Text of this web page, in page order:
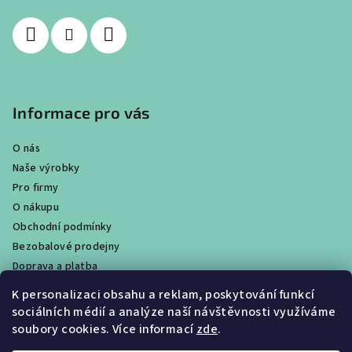
K personalizaci obsahu a reklam, poskytování funkcí
sociálních médií a analýze naší návštěvnosti využíváme
soubory cookies. Více informacízde.
Informace pro vás
O nás
Naše výrobky
Pro firmy
O nákupu
Obchodní podmínky
Bezobalové prodejny
Doprava a platba
Ochrana osobních údajů / GDPR
Věrnostní program
Obchody